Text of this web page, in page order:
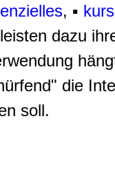
, ▪
leisten dazu
die
soll.